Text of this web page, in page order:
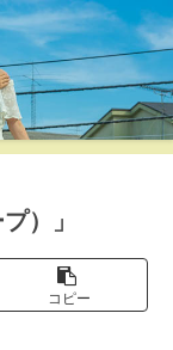
）」
コピー